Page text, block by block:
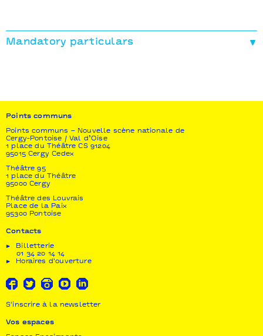
Mandatory particulars
Le Merlan-scène nationale de Marseille
Résidences de création
Les 2 scènes - scène nationale de Besançon ǀ École
maternelle Condorcet / Besançon ǀ La Gare Franche
/ Marseille
Points communs
Points communs – Nouvelle scène nationale de
Cergy-Pontoise / Val d’Oise
1 place du Théâtre CS 91204
95015 Cergy Cedex
Théâtre 95
1 place du Théâtre
95000 Cergy
Théâtre des Louvrais
Place de la Paix
95300 Pontoise
Contacts
Billetterie
01 34 20 14 14
Horaires d'ouverture
S'inscrire à la newsletter
Vos espaces